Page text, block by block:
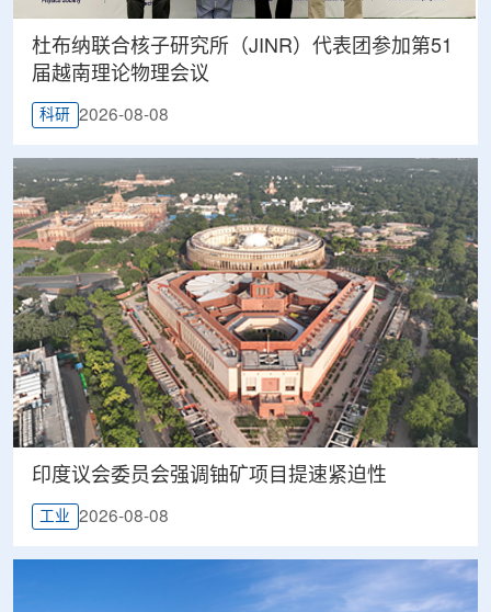
杜布纳联合核子研究所（JINR）代表团参加第51
届越南理论物理会议
科研 2026-08-08
印度议会委员会强调铀矿项目提速紧迫性
工业 2026-08-08